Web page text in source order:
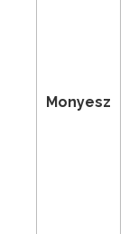
Monyesz